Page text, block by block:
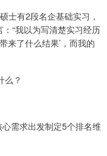
士有2段名企基础实习，
“我以为写清楚实习经历
来了什么结果’，而我的
么？
需求出发制定5个排名维